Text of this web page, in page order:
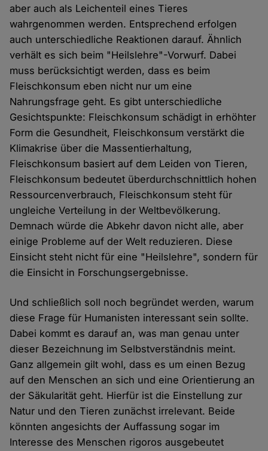
aber auch als Leichenteil eines Tieres
wahrgenommen werden. Entsprechend erfolgen
auch unterschiedliche Reaktionen darauf. Ähnlich
verhält es sich beim "Heilslehre"-Vorwurf. Dabei
muss berücksichtigt werden, dass es beim
Fleischkonsum eben nicht nur um eine
Nahrungsfrage geht. Es gibt unterschiedliche
Gesichtspunkte: Fleischkonsum schädigt in erhöhter
Form die Gesundheit, Fleischkonsum verstärkt die
Klimakrise über die Massentierhaltung,
Fleischkonsum basiert auf dem Leiden von Tieren,
Fleischkonsum bedeutet überdurchschnittlich hohen
Ressourcenverbrauch, Fleischkonsum steht für
ungleiche Verteilung in der Weltbevölkerung.
Demnach würde die Abkehr davon nicht alle, aber
einige Probleme auf der Welt reduzieren. Diese
Einsicht steht nicht für eine "Heilslehre", sondern für
die Einsicht in Forschungsergebnisse.
Und schließlich soll noch begründet werden, warum
diese Frage für Humanisten interessant sein sollte.
Dabei kommt es darauf an, was man genau unter
dieser Bezeichnung im Selbstverständnis meint.
Ganz allgemein gilt wohl, dass es um einen Bezug
auf den Menschen an sich und eine Orientierung an
der Säkularität geht. Hierfür ist die Einstellung zur
Natur und den Tieren zunächst irrelevant. Beide
könnten angesichts der Auffassung sogar im
Interesse des Menschen rigoros ausgebeutet